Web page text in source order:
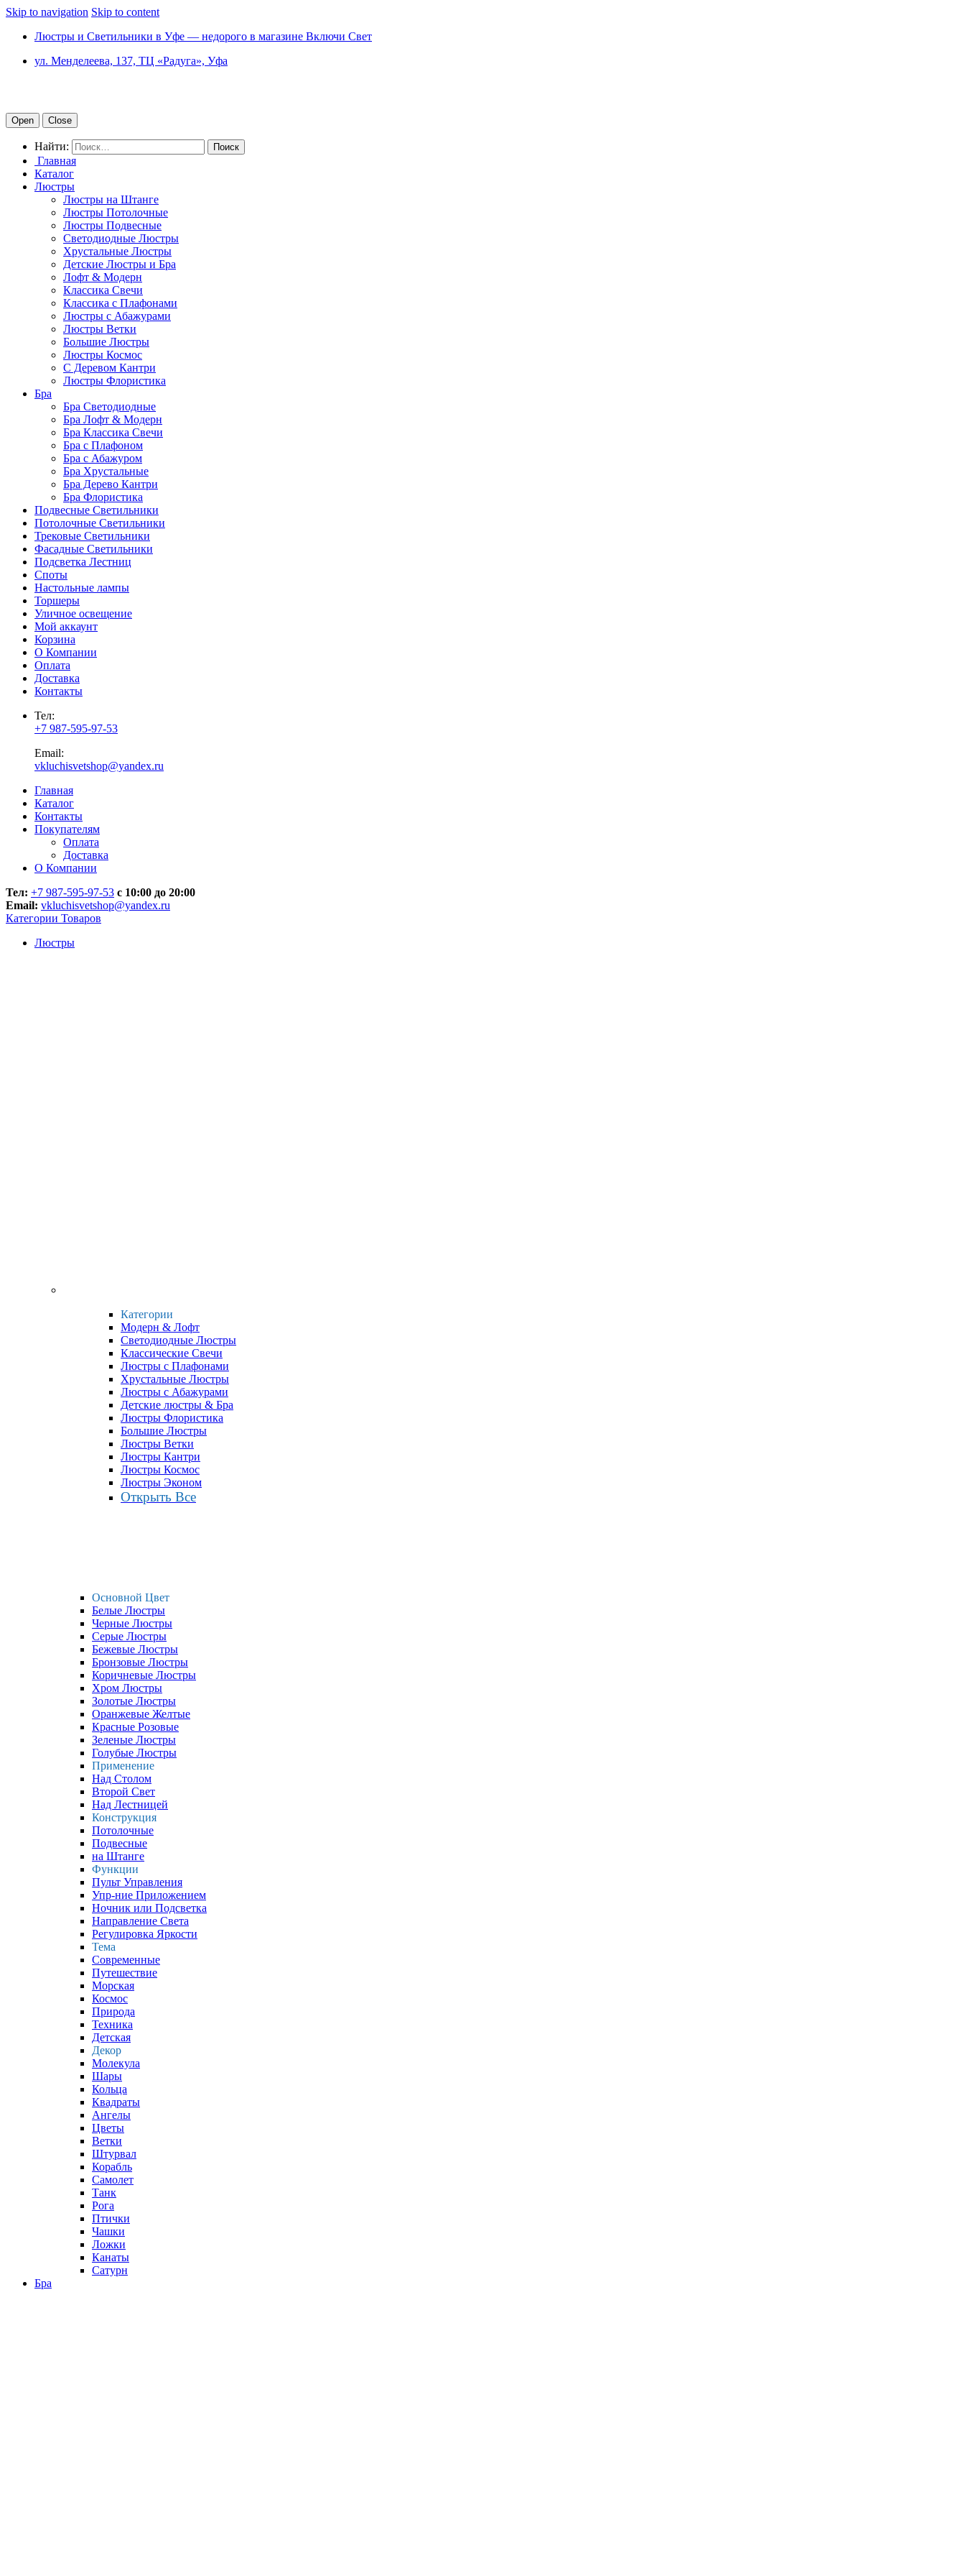
Skip to navigation Skip to content
Люстры и Светильники в Уфе — недорого в магазине Включи Свет
ул. Менделеева, 137, ТЦ «Радуга», Уфа
Open Close
Найти:
Главная
Каталог
Люстры
Люстры на Штанге
Люстры Потолочные
Люстры Подвесные
Светодиодные Люстры
Хрустальные Люстры
Детские Люстры и Бра
Лофт & Модерн
Классика Свечи
Классика с Плафонами
Люстры с Абажурами
Люстры Ветки
Большие Люстры
Люстры Космос
С Деревом Кантри
Люстры Флористика
Бра
Бра Светодиодные
Бра Лофт & Модерн
Бра Классика Свечи
Бра с Плафоном
Бра с Абажуром
Бра Хрустальные
Бра Дерево Кантри
Бра Флористика
Подвесные Светильники
Потолочные Светильники
Трековые Светильники
Фасадные Светильники
Подсветка Лестниц
Споты
Настольные лампы
Торшеры
Уличное освещение
Мой аккаунт
Корзина
О Компании
Оплата
Доставка
Контакты
Тел:
+7 987-595-97-53
Email:
vkluchisvetshop@yandex.ru
Главная
Каталог
Контакты
Покупателям
Оплата
Доставка
О Компании
Тел: +7 987-595-97-53 с 10:00 до 20:00
Email: vkluchisvetshop@yandex.ru
Категории Товаров
Люстры
Категории
Модерн & Лофт
Светодиодные Люстры
Классические Свечи
Люстры с Плафонами
Хрустальные Люстры
Люстры с Абажурами
Детские люстры & Бра
Люстры Флористика
Большие Люстры
Люстры Ветки
Люстры Кантри
Люстры Космос
Люстры Эконом
Открыть Все
Основной Цвет
Белые Люстры
Черные Люстры
Серые Люстры
Бежевые Люстры
Бронзовые Люстры
Коричневые Люстры
Хром Люстры
Золотые Люстры
Оранжевые Желтые
Красные Розовые
Зеленые Люстры
Голубые Люстры
Применение
Над Столом
Второй Свет
Над Лестницей
Конструкция
Потолочные
Подвесные
на Штанге
Функции
Пульт Управления
Упр-ние Приложением
Ночник или Подсветка
Направление Света
Регулировка Яркости
Тема
Современные
Путешествие
Морская
Космос
Природа
Техника
Детская
Декор
Молекула
Шары
Кольца
Квадраты
Ангелы
Цветы
Ветки
Штурвал
Корабль
Самолет
Танк
Рога
Птички
Чашки
Ложки
Канаты
Сатурн
Бра